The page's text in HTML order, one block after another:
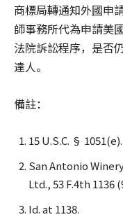
商標局轉通知外國申
師事務所代為申請美
法院訴訟程序，是否
達人。
備註：
15 U.S.C. § 1051(e).
San Antonio
Ltd., 53 F.4th 1136
Id. at 1138.